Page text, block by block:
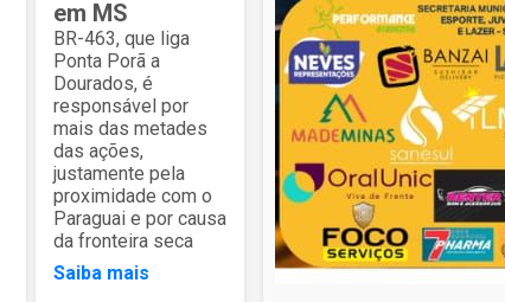
em MS
BR-463, que liga
Ponta Porã a
Dourados, é
responsável por
mais das metades
das ações,
justamente pela
proximidade com o
Paraguai e por causa
da fronteira seca
Saiba mais